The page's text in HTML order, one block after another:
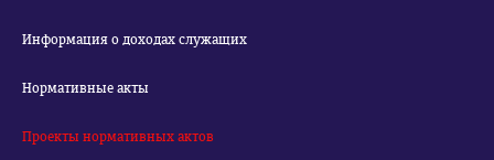
Информация о доходах служащих
Нормативные акты
Проекты нормативных актов